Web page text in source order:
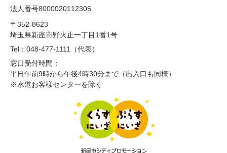
法人番号8000020112305
〒352-8623
埼玉県新座市野火止一丁目1番1号
Tel：048-477-1111（代表）
窓口受付時間：
平日午前9時から午後4時30分まで（出入口も同様）
※水道お客様センターを除く